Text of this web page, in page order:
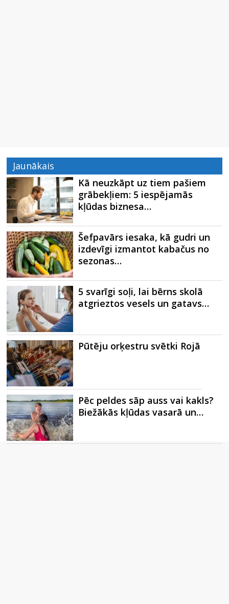
Jaunākais
Kā neuzkāpt uz tiem pašiem
grābekļiem: 5 iespējamās
kļūdas biznesa…
Šefpavārs iesaka, kā gudri un
izdevīgi izmantot kabačus no
sezonas…
5 svarīgi soļi, lai bērns skolā
atgrieztos vesels un gatavs…
Pūtēju orķestru svētki Rojā
Pēc peldes sāp auss vai kakls?
Biežākās kļūdas vasarā un…